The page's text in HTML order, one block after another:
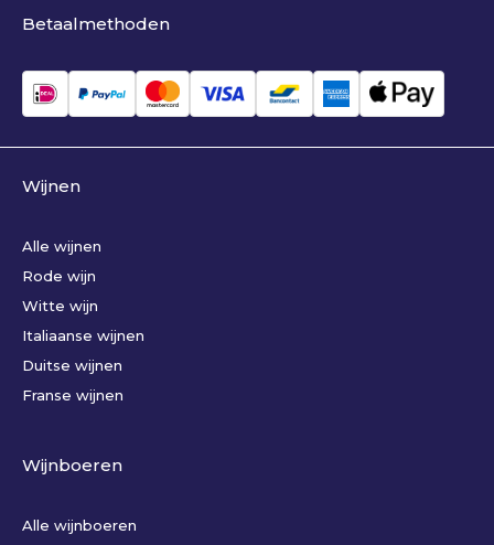
Betaalmethoden
Wijnen
Alle wijnen
Rode wijn
Witte wijn
Italiaanse wijnen
Duitse wijnen
Franse wijnen
Wijnboeren
Alle wijnboeren